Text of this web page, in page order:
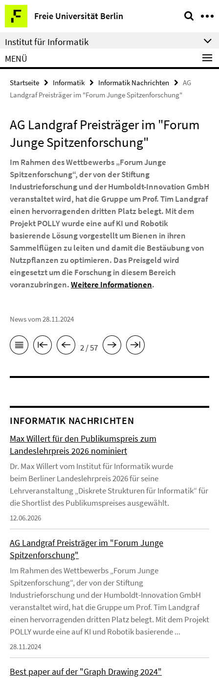
Springe
direkt
zu
Inhalt
Freie Universität Berlin
Service-
Navigation
Institut für Informatik
MENÜ
Startseite Informatik Informatik Nachrichten
AG
Landgraf Preisträger im "Forum Junge Spitzenforschung"
AG Landgraf Preisträger im "Forum
Junge Spitzenforschung"
Im Rahmen des Wettbewerbs „Forum Junge
Spitzenforschung“, der von der Stiftung
Industrieforschung und der Humboldt-Innovation GmbH
veranstaltet wird, hat die Gruppe um Prof. Tim Landgraf
einen hervorragenden dritten Platz belegt. Mit dem
Projekt POLLY wurde eine auf KI und Robotik
basierende Lösung vorgestellt um Bienen in ihren
Sammelflügen zu leiten und damit die Bestäubung von
Nutzpflanzen zu optimieren. Das Preisgeld wird
eingesetzt um die Forschung in diesem Bereich
voranzubringen.Weitere Informationen.
News vom 28.11.2024
2 / 57
INFORMATIK NACHRICHTEN
Max Willert für den Publikumspreis zum
Landeslehrpreis 2026 nominiert
Dr. Max Willert vom Institut für Informatik wurde
beim Berliner Landeslehrpreis 2026 für seine
Lehrveranstaltung „Diskrete Strukturen für Informatik“ für
die Shortlist des Publikumspreises ausgewählt.
12.06.2026
AG Landgraf Preisträger im "Forum Junge
Spitzenforschung"
Im Rahmen des Wettbewerbs „Forum Junge
Spitzenforschung“, der von der Stiftung
Industrieforschung und der Humboldt-Innovation GmbH
veranstaltet wird, hat die Gruppe um Prof. Tim Landgraf
einen hervorragenden dritten Platz belegt. Mit dem Projekt
POLLY wurde eine auf KI und Robotik basierende ...
28.11.2024
Best paper auf der "Graph Drawing 2024"